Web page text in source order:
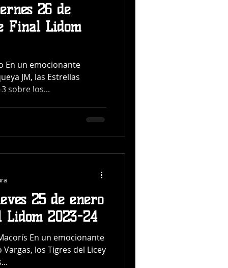
26 de
Final Lidom
En un emocionante
JM, las Estrellas
sobre los...
25 de enero
2023-24
En un emocionante
los Tigres del Licey